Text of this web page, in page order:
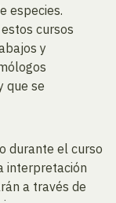
especies.
cursos
y
que se
durante el curso
interpretación
a través de